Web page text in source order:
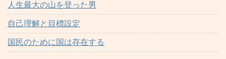
人生最大の山を登った男
自己理解と目標設定
国民のために国は存在する